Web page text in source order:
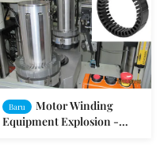
Baru
Motor Winding
Equipment Explosion -